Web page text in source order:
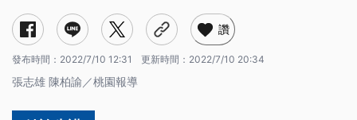
讚
發布時間： 2022/7/10 12:31 更新時間： 2022/7/10 20:34
張志雄 陳柏諭／桃園報導